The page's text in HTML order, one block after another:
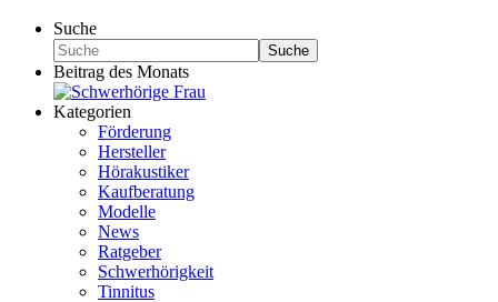
Suche
Suche
Beitrag des Monats
Kategorien
Förderung
Hersteller
Hörakustiker
Kaufberatung
Modelle
News
Ratgeber
Schwerhörigkeit
Tinnitus